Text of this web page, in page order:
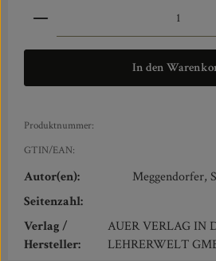
Produkt Anzahl: Gib den
In den
Produktnummer:
GTIN/EAN:
Autor(en):
Meggendorfer,
Seitenzahl:
Verlag /
Hersteller:
AUER VERLAG IN
LEHRERWELT